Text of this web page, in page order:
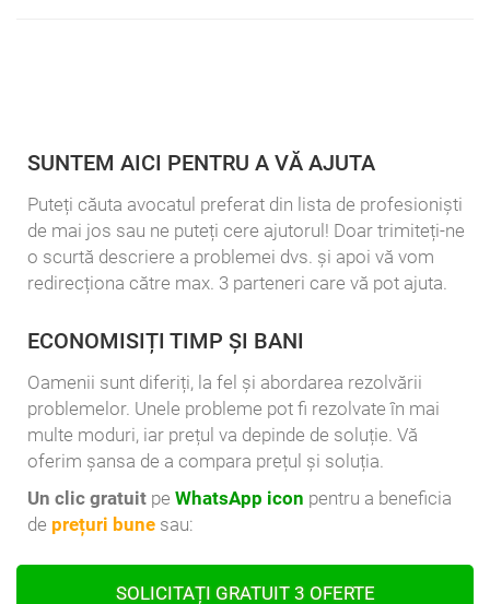
SUNTEM AICI PENTRU A VĂ AJUTA
Puteți căuta avocatul preferat din lista de profesioniști
de mai jos sau ne puteți cere ajutorul! Doar trimiteți-ne
o scurtă descriere a problemei dvs. și apoi vă vom
redirecționa către max. 3 parteneri care vă pot ajuta.
ECONOMISIȚI TIMP ȘI BANI
Oamenii sunt diferiți, la fel și abordarea rezolvării
problemelor. Unele probleme pot fi rezolvate în mai
multe moduri, iar prețul va depinde de soluție. Vă
oferim șansa de a compara prețul și soluția.
Un clic gratuit pe WhatsApp icon pentru a beneficia
de prețuri bune sau:
SOLICITAȚI GRATUIT 3 OFERTE